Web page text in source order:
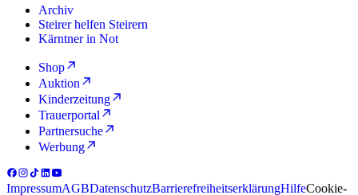
Archiv
Steirer helfen Steirern
Kärntner in Not
Shop
Auktion
Kinderzeitung
Trauerportal
Partnersuche
Werbung
ImpressumAGBDatenschutzBarrierefreiheitserklärungHilfeCookie-